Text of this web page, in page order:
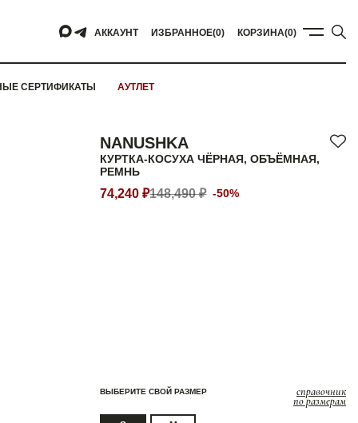
АККАУНТ ИЗБРАННОЕ(0) КОРЗИНА(0)
СЕРТИФИКАТЫ АУТЛЕТ
NANUSHKA
КУРТКА-КОСУХА ЧЁРНАЯ, ОБЪЁМНАЯ,
РЕМНЬ
74,240 ₽148,490 ₽ -50%
ВЫБЕРИТЕ СВОЙ РАЗМЕР справочник
по размерам